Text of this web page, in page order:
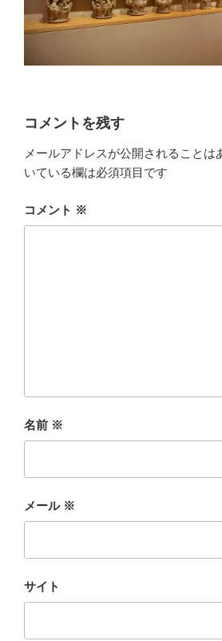
コメントを残す
メールアドレスが公開されることは
いている欄は必須項目です
コメント ※
名前 ※
メール ※
サイト